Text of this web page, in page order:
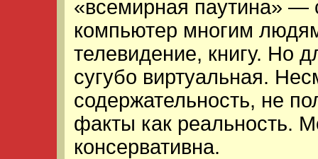
«всемирная паутина» —
компьютер многим
телевидение, книгу. Но
сугубо виртуальная.
содержательность, не
факты как реальность.
консервативна.